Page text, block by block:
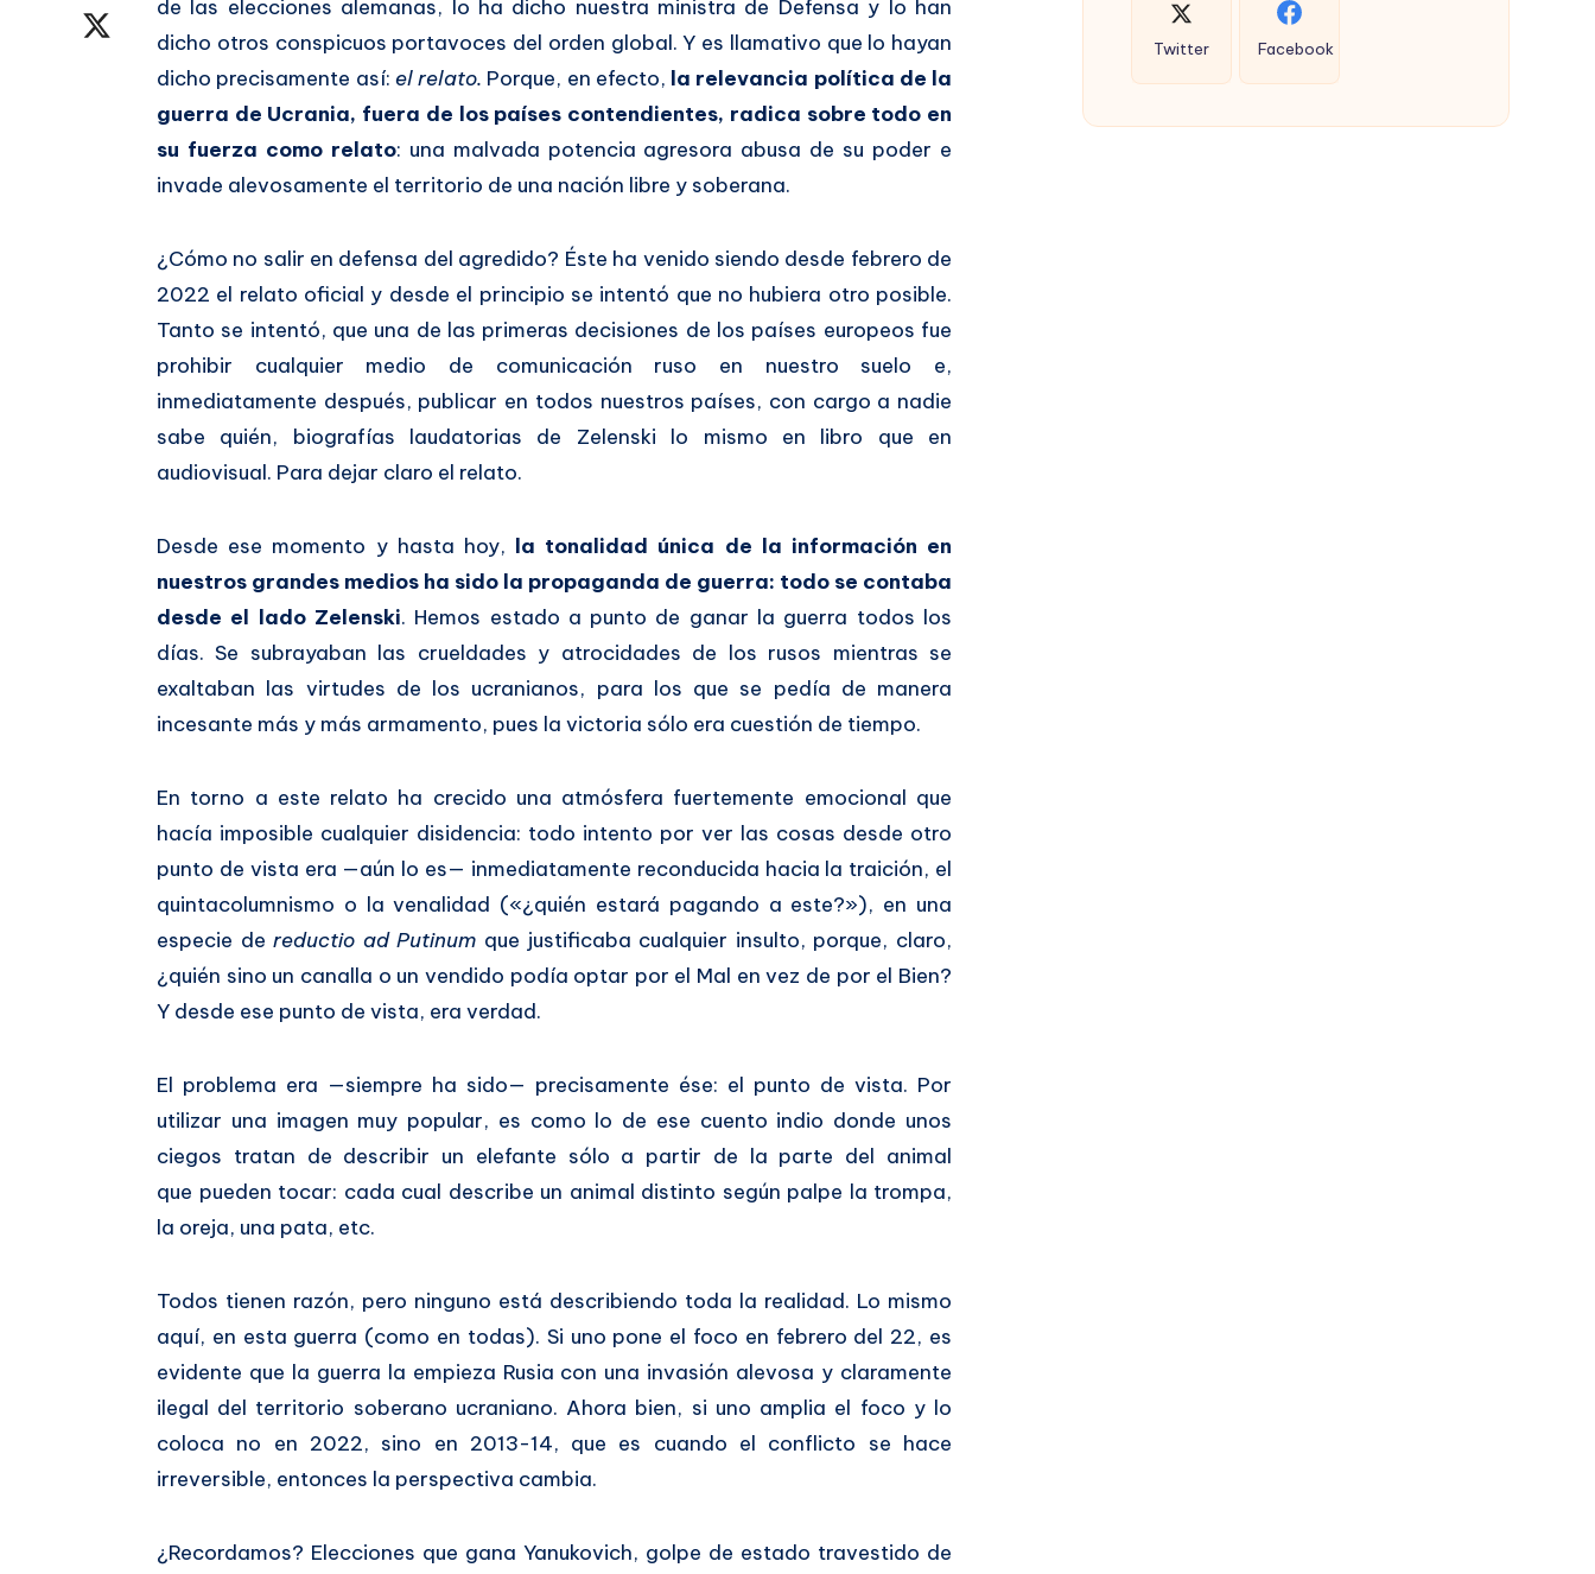
Facebook
Twitter
de las elecciones alemanas, lo ha dicho nuestra ministra de Defensa y lo han
dicho otros conspicuos portavoces del orden global. Y es llamativo que lo hayan
dicho precisamente así: el relato. Porque, en efecto, la relevancia política de la
guerra de Ucrania, fuera de los países contendientes, radica sobre todo en
su fuerza como relato: una malvada potencia agresora abusa de su poder e
invade alevosamente el territorio de una nación libre y soberana.
¿Cómo no salir en defensa del agredido? Éste ha venido siendo desde febrero de
2022 el relato oficial y desde el principio se intentó que no hubiera otro posible.
Tanto se intentó, que una de las primeras decisiones de los países europeos fue
prohibir cualquier medio de comunicación ruso en nuestro suelo e,
inmediatamente después, publicar en todos nuestros países, con cargo a nadie
sabe quién, biografías laudatorias de Zelenski lo mismo en libro que en
audiovisual. Para dejar claro el relato.
Desde ese momento y hasta hoy, la tonalidad única de la información en
nuestros grandes medios ha sido la propaganda de guerra: todo se contaba
desde el lado Zelenski. Hemos estado a punto de ganar la guerra todos los
días. Se subrayaban las crueldades y atrocidades de los rusos mientras se
exaltaban las virtudes de los ucranianos, para los que se pedía de manera
incesante más y más armamento, pues la victoria sólo era cuestión de tiempo.
En torno a este relato ha crecido una atmósfera fuertemente emocional que
hacía imposible cualquier disidencia: todo intento por ver las cosas desde otro
punto de vista era —aún lo es— inmediatamente reconducida hacia la traición, el
quintacolumnismo o la venalidad («¿quién estará pagando a este?»), en una
especie dereductio ad Putinum que justificaba cualquier insulto, porque, claro,
¿quién sino un canalla o un vendido podía optar por el Mal en vez de por el Bien?
Y desde ese punto de vista, era verdad.
El problema era —siempre ha sido— precisamente ése: el punto de vista. Por
utilizar una imagen muy popular, es como lo de ese cuento indio donde unos
ciegos tratan de describir un elefante sólo a partir de la parte del animal
que pueden tocar: cada cual describe un animal distinto según palpe la trompa,
la oreja, una pata, etc.
Todos tienen razón, pero ninguno está describiendo toda la realidad. Lo mismo
aquí, en esta guerra (como en todas). Si uno pone el foco en febrero del 22, es
evidente que la guerra la empieza Rusia con una invasión alevosa y claramente
ilegal del territorio soberano ucraniano. Ahora bien, si uno amplia el foco y lo
coloca no en 2022, sino en 2013-14, que es cuando el conflicto se hace
irreversible, entonces la perspectiva cambia.
¿Recordamos? Elecciones que gana Yanukovich, golpe de estado travestido de
Twitter Facebook